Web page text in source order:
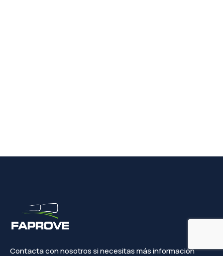
Contacta con nosotros si necesitas más información